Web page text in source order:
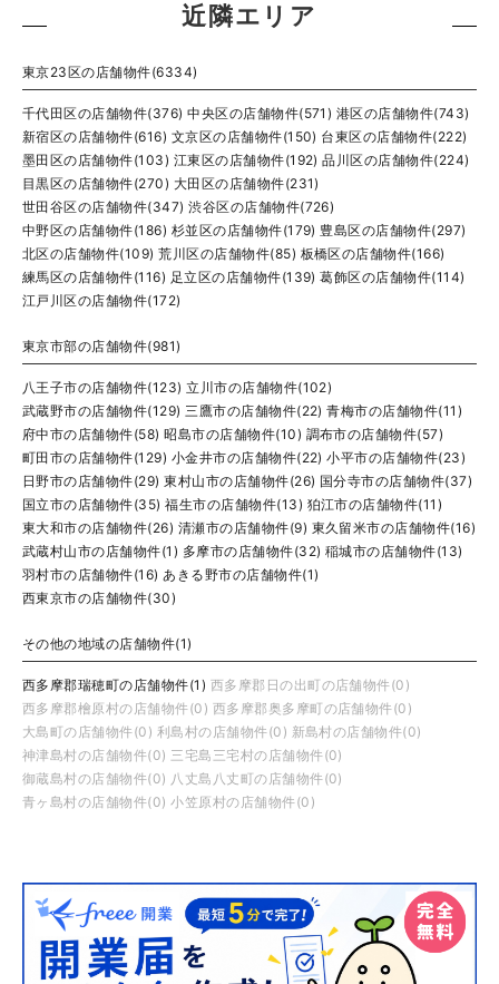
近隣エリア
東京23区の店舗物件(6334)
千代田区の店舗物件(376) 中央区の店舗物件(571) 港区の店舗物件(743)
新宿区の店舗物件(616) 文京区の店舗物件(150) 台東区の店舗物件(222)
墨田区の店舗物件(103) 江東区の店舗物件(192) 品川区の店舗物件(224)
目黒区の店舗物件(270) 大田区の店舗物件(231)
世田谷区の店舗物件(347) 渋谷区の店舗物件(726)
中野区の店舗物件(186) 杉並区の店舗物件(179) 豊島区の店舗物件(297)
北区の店舗物件(109) 荒川区の店舗物件(85) 板橋区の店舗物件(166)
練馬区の店舗物件(116) 足立区の店舗物件(139) 葛飾区の店舗物件(114)
江戸川区の店舗物件(172)
東京市部の店舗物件(981)
八王子市の店舗物件(123) 立川市の店舗物件(102)
武蔵野市の店舗物件(129) 三鷹市の店舗物件(22) 青梅市の店舗物件(11)
府中市の店舗物件(58) 昭島市の店舗物件(10) 調布市の店舗物件(57)
町田市の店舗物件(129) 小金井市の店舗物件(22) 小平市の店舗物件(23)
日野市の店舗物件(29) 東村山市の店舗物件(26) 国分寺市の店舗物件(37)
国立市の店舗物件(35) 福生市の店舗物件(13) 狛江市の店舗物件(11)
東大和市の店舗物件(26) 清瀬市の店舗物件(9) 東久留米市の店舗物件(16)
武蔵村山市の店舗物件(1) 多摩市の店舗物件(32) 稲城市の店舗物件(13)
羽村市の店舗物件(16) あきる野市の店舗物件(1)
西東京市の店舗物件(30)
その他の地域の店舗物件(1)
西多摩郡瑞穂町の店舗物件(1) 西多摩郡日の出町の店舗物件(0)
西多摩郡檜原村の店舗物件(0) 西多摩郡奥多摩町の店舗物件(0)
大島町の店舗物件(0) 利島村の店舗物件(0) 新島村の店舗物件(0)
神津島村の店舗物件(0) 三宅島三宅村の店舗物件(0)
御蔵島村の店舗物件(0) 八丈島八丈町の店舗物件(0)
青ヶ島村の店舗物件(0) 小笠原村の店舗物件(0)